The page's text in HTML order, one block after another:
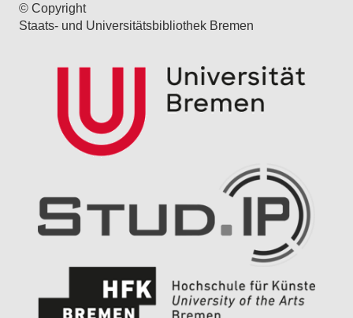
© Copyright
Staats- und Universitätsbibliothek Bremen